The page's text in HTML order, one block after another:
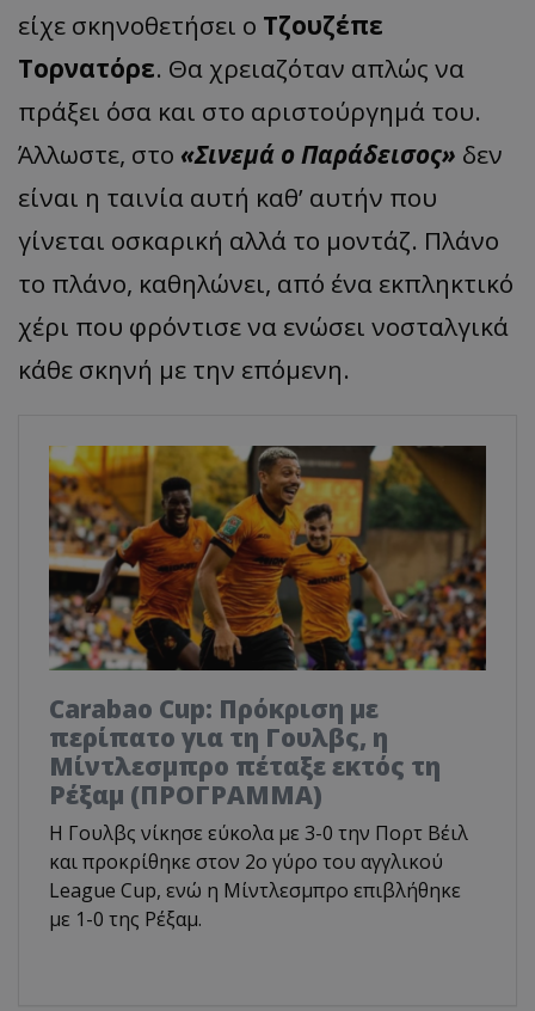
είχε σκηνοθετήσει ο Τζουζέπε
Τορνατόρε. Θα χρειαζόταν απλώς να
πράξει όσα και στο αριστούργημά του.
Άλλωστε, στο «Σινεμά ο Παράδεισος» δεν
είναι η ταινία αυτή καθ’ αυτήν που
γίνεται οσκαρική αλλά το μοντάζ. Πλάνο
το πλάνο, καθηλώνει, από ένα εκπληκτικό
χέρι που φρόντισε να ενώσει νοσταλγικά
κάθε σκηνή με την επόμενη.
Carabao Cup: Πρόκριση με
περίπατο για τη Γουλβς, η
Μίντλεσμπρο πέταξε εκτός τη
Ρέξαμ (ΠΡΟΓΡΑΜΜΑ)
Η Γουλβς νίκησε εύκολα με 3-0 την Πορτ Βέιλ
και προκρίθηκε στον 2ο γύρο του αγγλικού
League Cup, ενώ η Μίντλεσμπρο επιβλήθηκε
με 1-0 της Ρέξαμ.